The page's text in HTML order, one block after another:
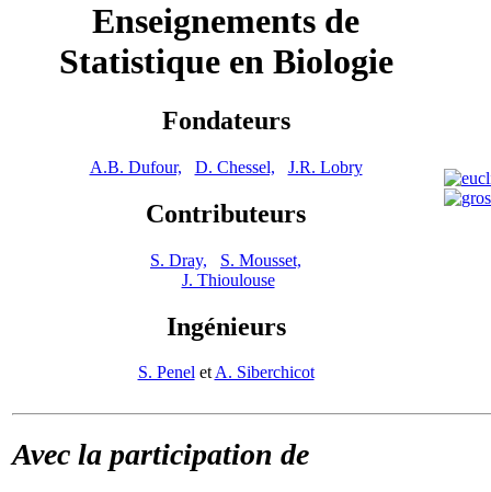
Enseignements de
Statistique en Biologie
Fondateurs
A.B. Dufour, D. Chessel, J.R. Lobry
Contributeurs
S. Dray,
S. Mousset,
J. Thioulouse
Ingénieurs
S. PeneletA. Siberchicot
Avec la participation de